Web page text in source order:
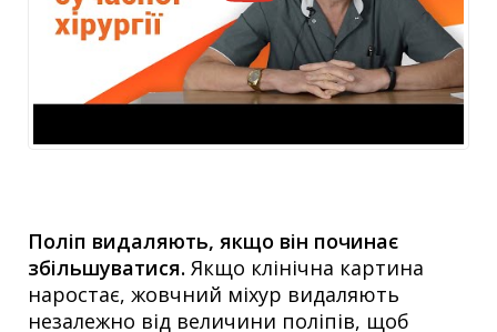
Поліп видаляють, якщо він починає
збільшуватися. Якщо клінічна картина
наростає, жовчний міхур видаляють
незалежно від величини поліпів, щоб